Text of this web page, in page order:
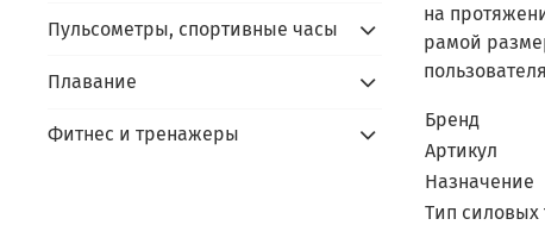
на
рамой
Бренд
Артикул
Назначение
Тип
Пульсометры, спортивные часы
Плавание
Фитнес и тренажеры